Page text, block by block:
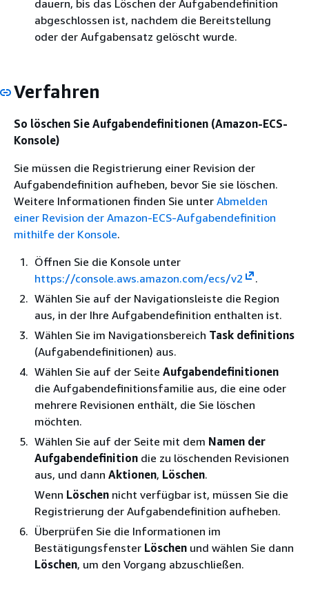
dauern, bis das Löschen der Aufgabendefinition
abgeschlossen ist, nachdem die Bereitstellung
oder der Aufgabensatz gelöscht wurde.
Verfahren
So löschen Sie Aufgabendefinitionen (Amazon-ECS-
Konsole)
Sie müssen die Registrierung einer Revision der
Aufgabendefinition aufheben, bevor Sie sie löschen.
Weitere Informationen finden Sie unter Abmelden
einer Revision der Amazon-ECS-Aufgabendefinition
mithilfe der Konsole.
Öffnen Sie die Konsole unter
https://console.aws.amazon.com/ecs/v2
.
Wählen Sie auf der Navigationsleiste die Region
aus, in der Ihre Aufgabendefinition enthalten ist.
Wählen Sie im Navigationsbereich Task definitions
(Aufgabendefinitionen) aus.
Wählen Sie auf der Seite Aufgabendefinitionen
die Aufgabendefinitionsfamilie aus, die eine oder
mehrere Revisionen enthält, die Sie löschen
möchten.
Wählen Sie auf der Seite mit dem Namen der
Aufgabendefinition die zu löschenden Revisionen
aus, und dann Aktionen, Löschen.
Wenn Löschen nicht verfügbar ist, müssen Sie die
Registrierung der Aufgabendefinition aufheben.
Überprüfen Sie die Informationen im
Bestätigungsfenster Löschen und wählen Sie dann
Löschen, um den Vorgang abzuschließen.